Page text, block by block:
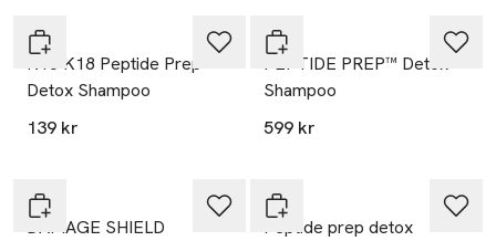
K18
K18 K18 Peptide Prep
Detox Shampoo
139 kr
K18
PEPTIDE PREP™ Detox
Shampoo
599 kr
K18
DAMAGE SHIELD
K18
Peptide prep detox